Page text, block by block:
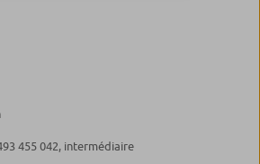
455 042, intermédiaire